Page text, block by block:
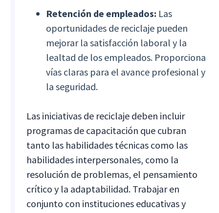
Retención de empleados: Las
oportunidades de reciclaje pueden
mejorar la satisfacción laboral y la
lealtad de los empleados. Proporciona
vías claras para el avance profesional y
la seguridad.
Las iniciativas de reciclaje deben incluir
programas de capacitación que cubran
tanto las habilidades técnicas como las
habilidades interpersonales, como la
resolución de problemas, el pensamiento
crítico y la adaptabilidad. Trabajar en
conjunto con instituciones educativas y